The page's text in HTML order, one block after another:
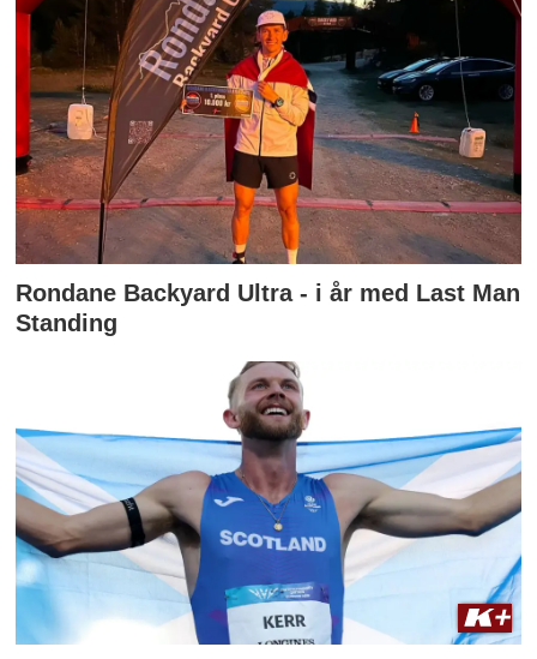
Rondane Backyard Ultra - i år med Last Man
Standing